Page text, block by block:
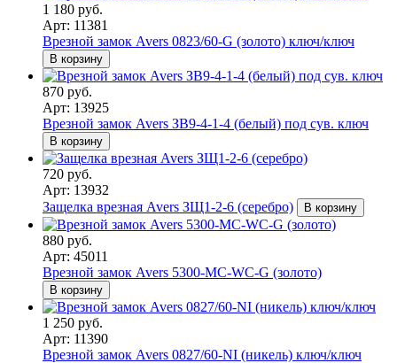
1 180 руб.
Арт: 11381
Врезной замок Avers 0823/60-G (золото) ключ/ключ
В корзину
870 руб.
Арт: 13925
Врезной замок Avers ЗВ9-4-1-4 (белый) под сув. ключ
В корзину
720 руб.
Арт: 13932
Защелка врезная Avers ЗЩ1-2-6 (серебро)
В корзину
880 руб.
Арт: 45011
Врезной замок Avers 5300-MC-WC-G (золото)
В корзину
1 250 руб.
Арт: 11390
Врезной замок Avers 0827/60-NI (никель) ключ/ключ